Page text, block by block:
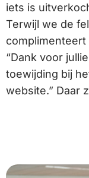
iets is
Terwijl we de
“Dank voor
toewijding bij
website.” Daar